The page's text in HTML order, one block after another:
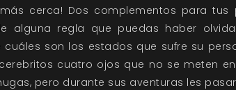
cerca! Dos complementos para tus
alguna regla que puedas haber
son los estados que sufre su
cuatro ojos que no se meten
pero durante sus aventuras les